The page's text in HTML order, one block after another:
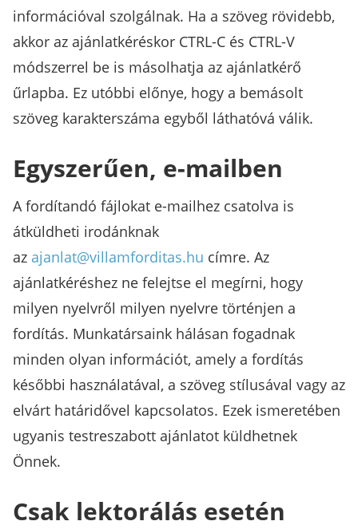
információval szolgálnak. Ha a szöveg rövidebb,
akkor az ajánlatkéréskor CTRL-C és CTRL-V
módszerrel be is másolhatja az ajánlatkérő
űrlapba. Ez utóbbi előnye, hogy a bemásolt
szöveg karakterszáma egyből láthatóvá válik.
Egyszerűen, e-mailben
A fordítandó fájlokat e-mailhez csatolva is
átküldheti irodánknak
az ajanlat@villamforditas.hu címre. Az
ajánlatkéréshez ne felejtse el megírni, hogy
milyen nyelvről milyen nyelvre történjen a
fordítás. Munkatársaink hálásan fogadnak
minden olyan információt, amely a fordítás
későbbi használatával, a szöveg stílusával vagy az
elvárt határidővel kapcsolatos. Ezek ismeretében
ugyanis testreszabott ajánlatot küldhetnek
Önnek.
Csak lektorálás esetén